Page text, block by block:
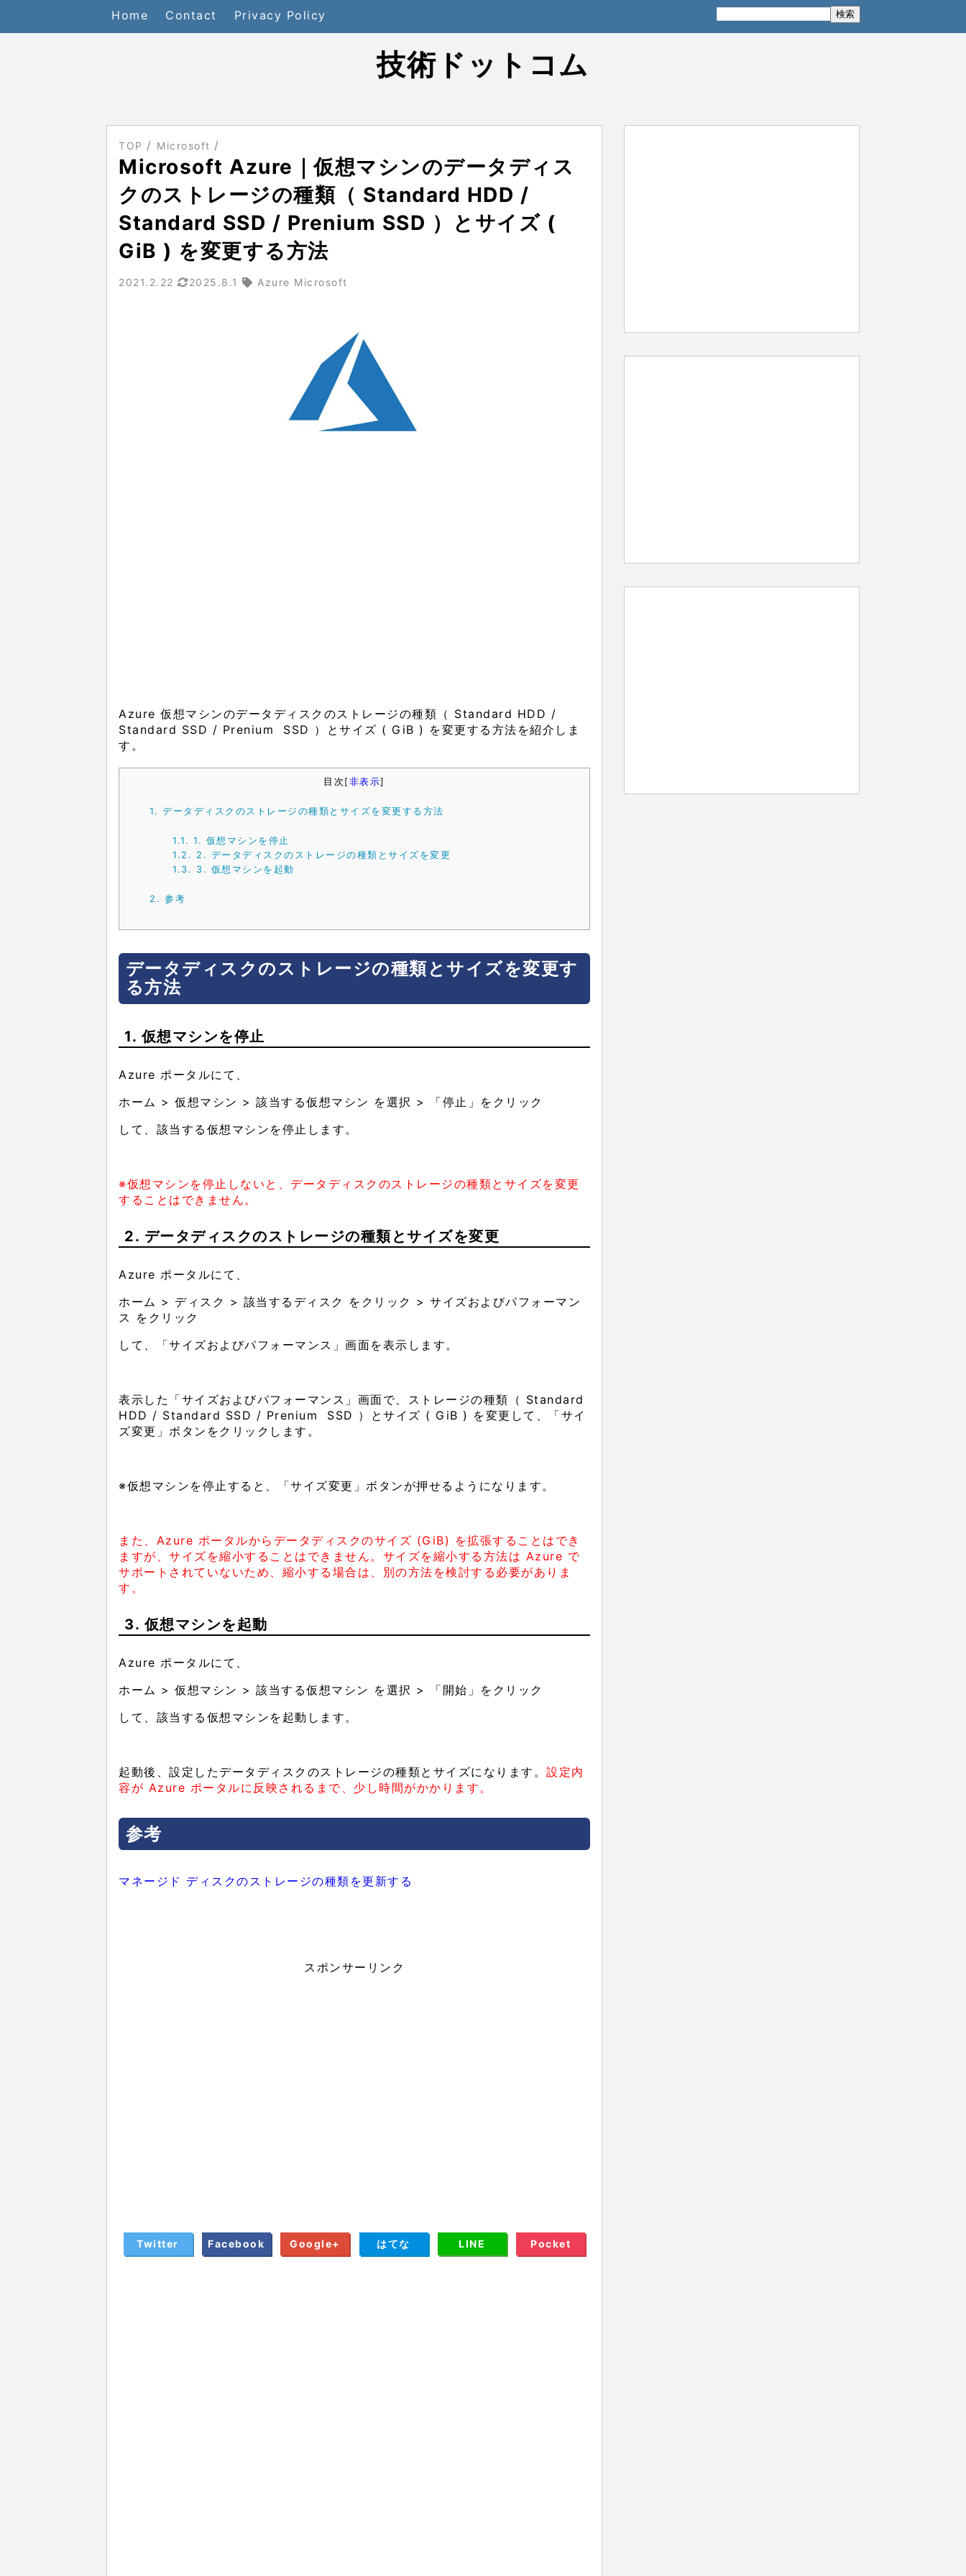
Home Contact Privacy Policy
技術ドットコム
TOP Microsoft
Microsoft Azure｜仮想マシンのデータディス
クのストレージの種類（ Standard HDD /
Standard SSD / Prenium SSD ）とサイズ (
GiB ) を変更する方法
2021.2.22 2025.8.1 Azure Microsoft
Azure 仮想マシンのデータディスクのストレージの種類（ Standard HDD /
Standard SSD / Prenium SSD ）とサイズ ( GiB ) を変更する方法を紹介しま
す。
目次 [非表示]
1. データディスクのストレージの種類とサイズを変更する方法
1.1. 1. 仮想マシンを停止
1.2. 2. データディスクのストレージの種類とサイズを変更
1.3. 3. 仮想マシンを起動
2. 参考
データディスクのストレージの種類とサイズを変更す
る方法
1. 仮想マシンを停止
Azure ポータルにて、
ホーム > 仮想マシン > 該当する仮想マシン を選択 > 「停止」をクリック
して、該当する仮想マシンを停止します。
※仮想マシンを停止しないと、データディスクのストレージの種類とサイズを変更
することはできません。
2. データディスクのストレージの種類とサイズを変更
Azure ポータルにて、
ホーム > ディスク > 該当するディスク をクリック > サイズおよびパフォーマン
ス をクリック
して、「サイズおよびパフォーマンス」画面を表示します。
表示した「サイズおよびパフォーマンス」画面で、ストレージの種類（ Standard
HDD / Standard SSD / Prenium SSD ）とサイズ ( GiB ) を変更して、「サイ
ズ変更」ボタンをクリックします。
※仮想マシンを停止すると、「サイズ変更」ボタンが押せるようになります。
また、Azure ポータルからデータディスクのサイズ (GiB) を拡張することはでき
ますが、サイズを縮小することはできません。サイズを縮小する方法は Azure で
サポートされていないため、縮小する場合は、別の方法を検討する必要がありま
す。
3. 仮想マシンを起動
Azure ポータルにて、
ホーム > 仮想マシン > 該当する仮想マシン を選択 > 「開始」をクリック
して、該当する仮想マシンを起動します。
起動後、設定したデータディスクのストレージの種類とサイズになります。 設定内
容が Azure ポータルに反映されるまで、少し時間がかかります。
参考
マネージド ディスクのストレージの種類を更新する
スポンサーリンク
Twitter Facebook Google+ はてな LINE Pocket